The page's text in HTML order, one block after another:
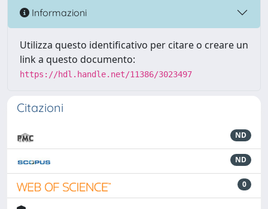
Informazioni
Utilizza questo identificativo per citare o creare un
link a questo documento:
https://hdl.handle.net/11386/3023497
Citazioni
ND
ND
0